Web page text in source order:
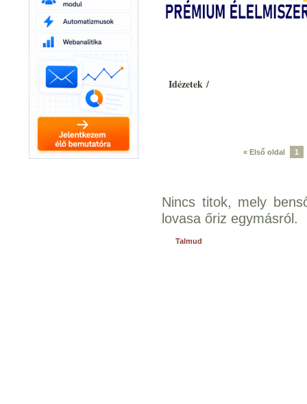
Idézetek /
« Első oldal 1
Nincs titok, mely
lovasa őriz egymásról.
Talmud